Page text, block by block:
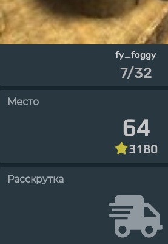
fy_foggy
7/32
Место
64
3180
Расскрутка